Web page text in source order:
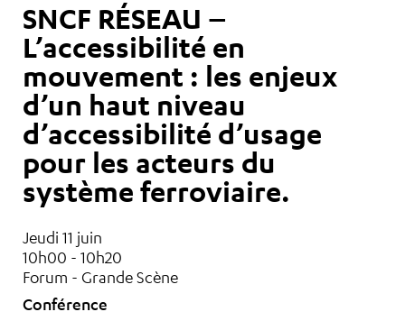
SNCF RÉSEAU –
L’accessibilité en
mouvement : les enjeux
d’un haut niveau
d’accessibilité d’usage
pour les acteurs du
système ferroviaire.
Jeudi 11 juin
10h00 - 10h20
Forum - Grande Scène
Conférence